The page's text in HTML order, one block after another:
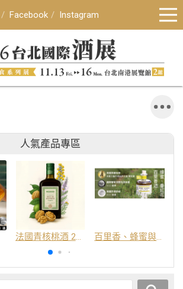
Facebook Instagram
人氣產品專區
法國青核桃酒 25% 百里香、蜂蜜與番紅花酒